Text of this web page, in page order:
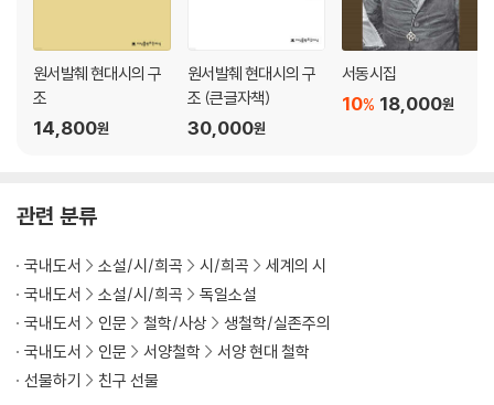
낡은 서판(書板)과 새로운 서판에 대하여
치유되고 있는 자
위대한 동경에 대하여
또 다른 춤 노래
제4부 - 최종부
제물로 바친 꿀
긴박한 외침
왕들과의 대화
거머리
마술사
일자리를 잃음
원서발췌 현대시의 구
조
14,800원
원서발췌 현대시의 구
조 (큰글자책)
30,000원
서동시집
18,000원
10%
관련 분류
국내도서 소설/시/희곡 시/희곡
세계의 시
국내도서
소설/시/희곡
독일소설
국내도서
인문 철학/사상
생철학/실존주의
국내도서
인문 서양철학
서양 현대 철학
선물하기
친구 선물